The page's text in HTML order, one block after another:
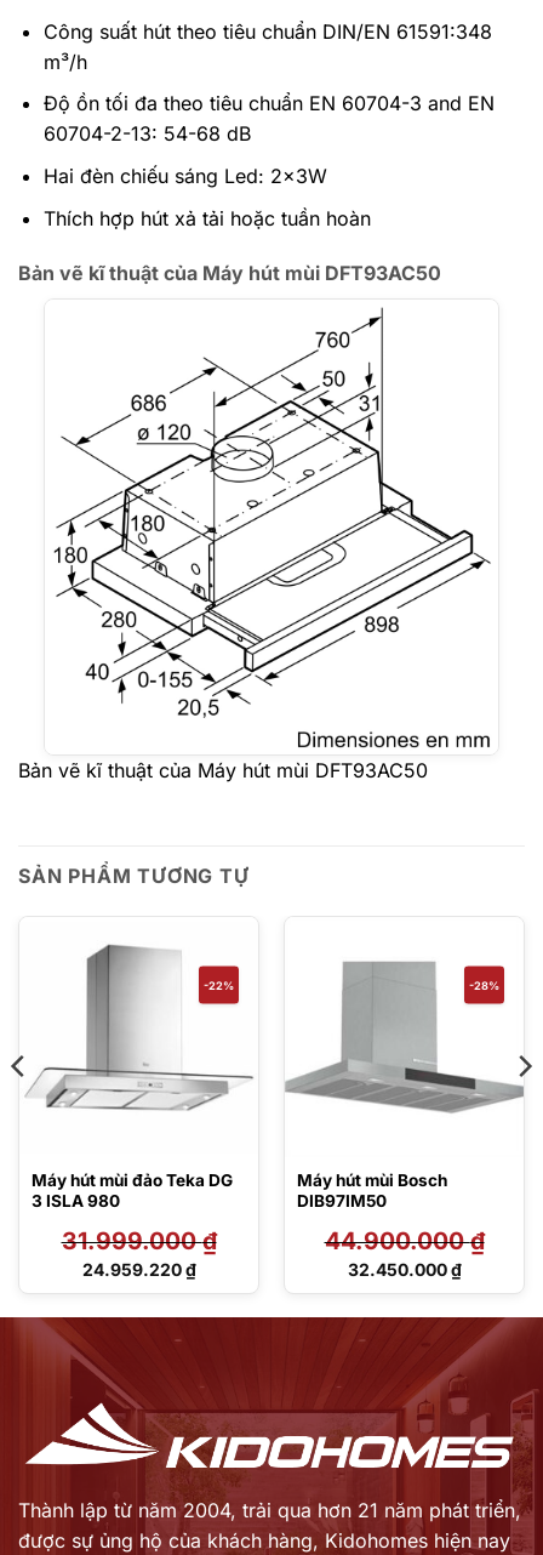
Công suất hút theo tiêu chuẩn DIN/EN 61591:348
m³/h
Độ ồn tối đa theo tiêu chuẩn EN 60704-3 and EN
60704-2-13: 54-68 dB
Hai đèn chiếu sáng Led: 2x3W
Thích hợp hút xả tải hoặc tuần hoàn
Bản vẽ kĩ thuật của Máy hút mùi DFT93AC50
Bản vẽ kĩ thuật của Máy hút mùi DFT93AC50
SẢN PHẨM TƯƠNG TỰ
-22%
Máy hút mùi đảo Teka DG
3 ISLA 980
31.999.000₫
Giá
24.959.220₫
Giá
-28%
Máy hút mùi Bosch
DIB97IM50
44.900.000₫
Giá
44.900.000 ₫.
32.450.000₫
Giá
32.450.000 ₫.
Thành lập từ năm 2004, trải qua hơn 21 năm phát triển,
được sự ủng hộ của khách hàng, Kidohomes hiện nay